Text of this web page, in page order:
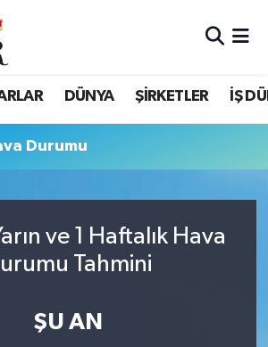
DÜNYA ŞİRKETLER İŞ
Durumu
ve 1 Haftalık Hava
Tahmini
ŞU AN
Durumu ve Fikstür